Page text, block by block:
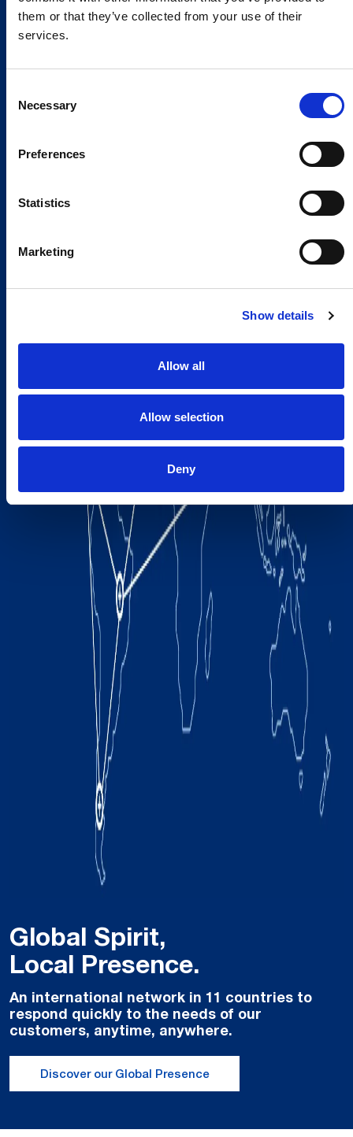
them or that they’ve collected from your use of their
services.
Selection
Necessary
Preferences
Statistics
Marketing
Show details
Allow all
Allow selection
Deny
Global Spirit,
Local Presence.
An international network in 11 countries to
respond quickly to the needs of our
customers, anytime, anywhere.
Discover our Global Presence